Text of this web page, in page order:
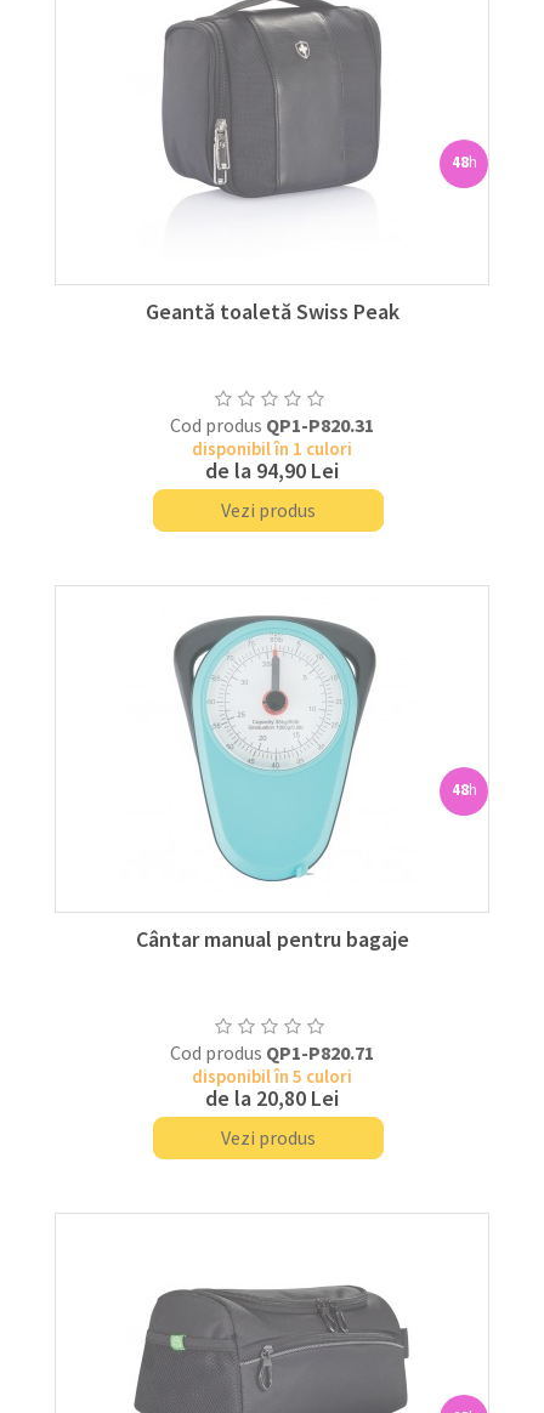
48h
Geantă toaletă Swiss Peak
Cod produs QP1-P820.31
disponibil în 1 culori
de la 94,90 Lei
Vezi produs
48h
Cântar manual pentru bagaje
Cod produs QP1-P820.71
disponibil în 5 culori
de la 20,80 Lei
Vezi produs